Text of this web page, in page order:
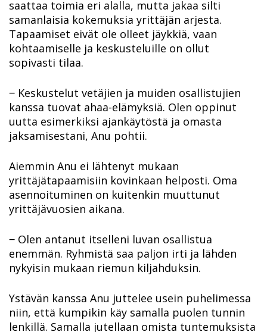
saattaa toimia eri alalla, mutta jakaa silti
samanlaisia kokemuksia yrittäjän arjesta.
Tapaamiset eivät ole olleet jäykkiä, vaan
kohtaamiselle ja keskusteluille on ollut
sopivasti tilaa.
‒ Keskustelut vetäjien ja muiden osallistujien
kanssa tuovat ahaa-elämyksiä. Olen oppinut
uutta esimerkiksi ajankäytöstä ja omasta
jaksamisestani, Anu pohtii.
Aiemmin Anu ei lähtenyt mukaan
yrittäjätapaamisiin kovinkaan helposti. Oma
asennoituminen on kuitenkin muuttunut
yrittäjävuosien aikana.
‒ Olen antanut itselleni luvan osallistua
enemmän. Ryhmistä saa paljon irti ja lähden
nykyisin mukaan riemun kiljahduksin.
Ystävän kanssa Anu juttelee usein puhelimessa
niin, että kumpikin käy samalla puolen tunnin
lenkillä. Samalla jutellaan omista tuntemuksista